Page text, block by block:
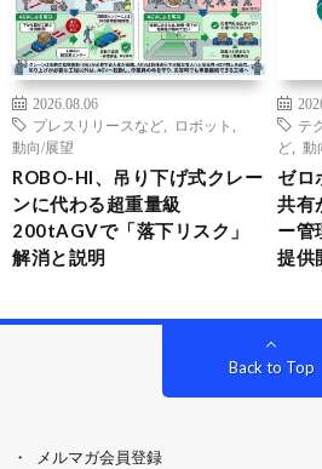
2026.08.06
プレスリリースなど
ロボット
動向/展望
ROBO-HI、吊り下げ式クレー
ンに代わる超重量級
200tAGVで「落下リスク」
解消と説明
テ
ど
動
ゼロ
共有
ー管
提供
Back to Top
メルマガ会員登録